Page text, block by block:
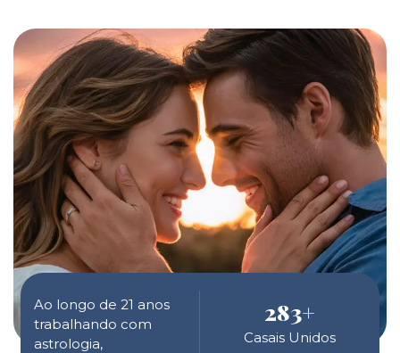
Ao longo de 21 anos
trabalhando com
astrologia,
283+
Casais Unidos